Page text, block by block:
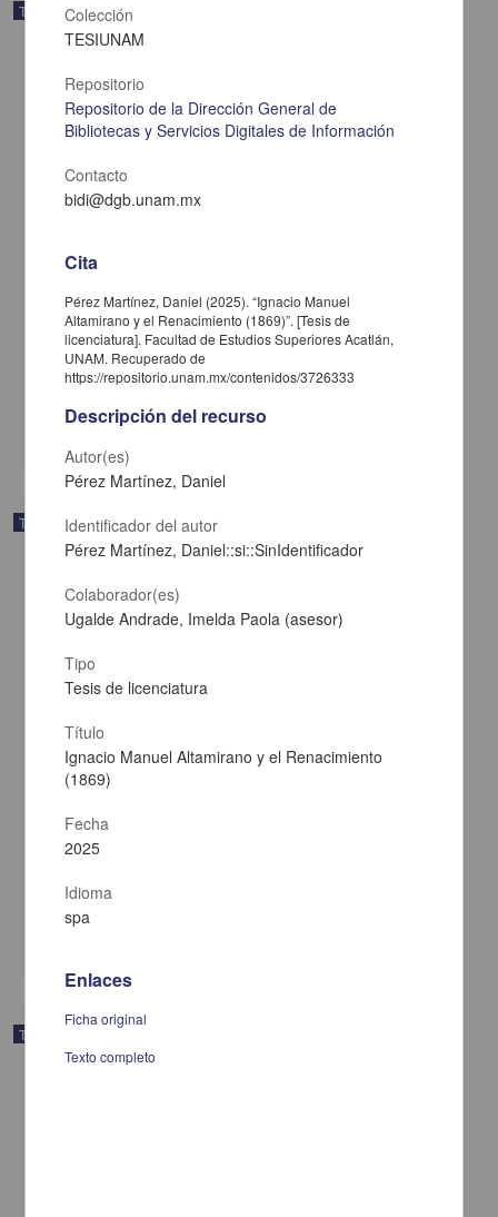
Trabajo de grado
Rehabilitación con implantes dentales all on four: reporte de caso
Castañeda Ceballos, Jorge Guillermo; Said Contreras Dafne
Trabajo de grado
Agustín Aragón: crítico de los tópicos del darwinismo social
Artes y Humanidades
Trabajo de grado
Colección
TESIUNAM
Repositorio
Repositorio de la Dirección General de
Bibliotecas y Servicios Digitales de Información
Contacto
bidi@dgb.unam.mx
Cita
Pérez Martínez, Daniel (2025). “Ignacio Manuel
Altamirano y el Renacimiento (1869)”. [Tesis de
licenciatura]. Facultad de Estudios Superiores Acatlán,
UNAM. Recuperado de
https://repositorio.unam.mx/contenidos/3726333
Descripción del recurso
Autor(es)
Pérez Martínez, Daniel
Identificador del autor
Pérez Martínez, Daniel::si::SinIdentificador
Colaborador(es)
Ugalde Andrade, Imelda Paola (asesor)
Tipo
Tesis de licenciatura
Título
Ignacio Manuel Altamirano y el Renacimiento
(1869)
Fecha
2025
Idioma
spa
Enlaces
Ficha original
Texto completo